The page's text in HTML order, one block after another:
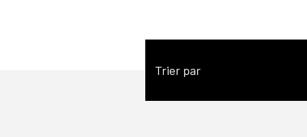
Trier par